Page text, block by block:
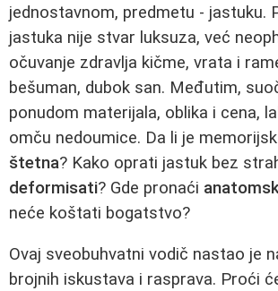
jednostavnom, predmetu - jastuku.
jastuka nije stvar luksuza, već
očuvanje zdravlja kičme, vrata i
bešuman, dubok san. Međutim,
ponudom materijala, oblika i cena,
omču nedoumice. Da li je
štetna? Kako oprati jastuk bez
deformisati? Gde pronaći
neće koštati bogatstvo?
Ovaj sveobuhvatni vodič nastao je
brojnih iskustava i rasprava. Proći